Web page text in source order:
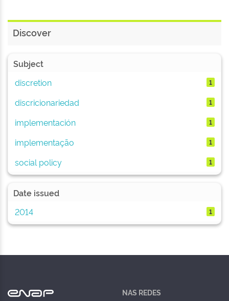
Discover
Subject
discretion
1
discricionariedad 1
implementación 1
implementação 1
social policy 1
Date issued
2014
1
NAS REDES